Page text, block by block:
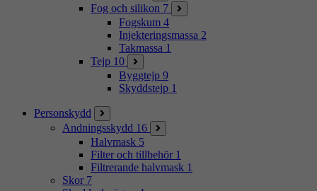
Fog och silikon 7
Fogskum 4
Injekteringsmassa 2
Takmassa 1
Tejp 10
Byggtejp 9
Skyddstejp 1
Personskydd
Andningsskydd 16
Halvmask 5
Filter och tillbehör 1
Filtrerande halvmask 1
Skor 7